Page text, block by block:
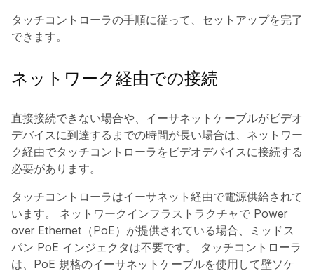
タッチコントローラの手順に従って、セットアップを完了
できます。
ネットワーク経由での接続
直接接続できない場合や、イーサネットケーブルがビデオ
デバイスに到達するまでの時間が長い場合は、ネットワー
ク経由でタッチコントローラをビデオデバイスに接続する
必要があります。
タッチコントローラはイーサネット経由で電源供給されて
います。 ネットワークインフラストラクチャで Power
over Ethernet（PoE）が提供されている場合、ミッドス
パン PoE インジェクタは不要です。 タッチコントローラ
は、PoE 規格のイーサネットケーブルを使用して壁ソケ